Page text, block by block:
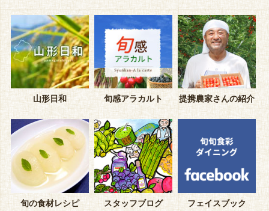
山形日和 旬感アラカルト 提携農家さんの紹介
旬の食材レシピ スタッフブログ フェイスブック